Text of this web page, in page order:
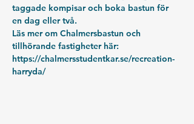
taggade kompisar och boka bastun för
en dag eller två.
Läs mer om Chalmersbastun och
tillhörande fastigheter här:
https://chalmersstudentkar.se/recreation-
harryda/